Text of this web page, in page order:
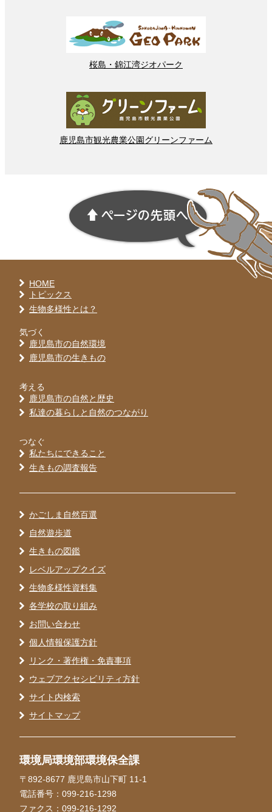
桜島 ・ 錦江湾ジオパーク
鹿児島市観光農業公園 グリーンファーム
HOME
トピックス
生物多様性とは？
気づく
鹿児島市の自然環境
鹿児島市の生きもの
考える
鹿児島市の自然と歴史
私達の暮らしと自然のつながり
つなぐ
私たちにできること
生きもの調査報告
かごしま自然百選
自然遊歩道
生きもの図鑑
レベルアップクイズ
生物多様性資料集
各学校の取り組み
お問い合わせ
個人情報保護方針
リンク・著作権・免責事項
ウェブアクセシビリティ方針
サイト内検索
サイトマップ
環境局環境部環境保全課
〒892-8677 鹿児島市山下町 11-1
電話番号：099-216-1298
ファクス：099-216-1292